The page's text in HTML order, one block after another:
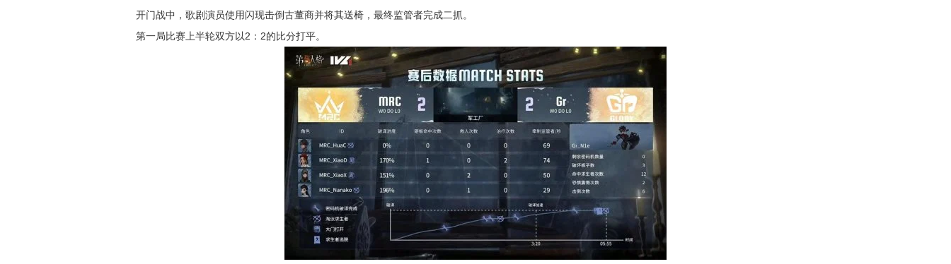
开门战中，歌剧演员使用闪现击倒古董商并将其送椅，最终监管者完成二抓。
第一局比赛上半轮双方以2：2的比分打平。